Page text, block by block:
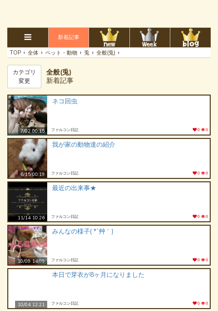
新着記事
TOP › 全体 › ペット・動物 › 兎 › 全般(兎) ›
カテゴリ
変更
全般(兎)
新着記事
7/02 00:15
ネコ回虫
ファルコン日記 0 0
6/15 00:19
我が家の動物達の紹介
ファルコン日記 0 0
11/14 10:26
最近の出来事★
ファルコン日記 0 0
10/09 14:09
みんなの様子( *´艸｀)
ファルコン日記 0 0
10/04 12:21
本日で芽衣が8ヶ月になりました
ファルコン日記 0 0